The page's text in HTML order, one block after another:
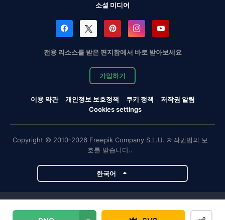
소셜 미디어
전용 리소스를 받은 편지함에서 바로 받아보세요
가입하기
이용 약관 개인정보 보호정책 쿠키 정책
저작권 알림
Cookies settings
Copyright © 2010-2026 Freepik Company S.L.U. 저작권법의 보
호를 받습니다..
한국어